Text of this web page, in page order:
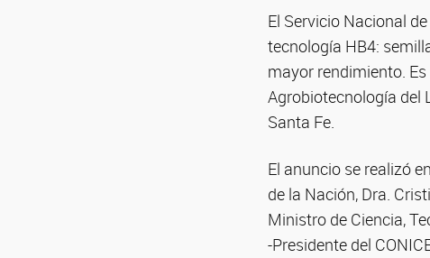
El Servicio Nacional
tecnología HB4:
mayor rendimiento.
Agrobiotecnología del
Santa Fe.
El anuncio se realizó
de la Nación, Dra.
Ministro de Ciencia,
-Presidente del